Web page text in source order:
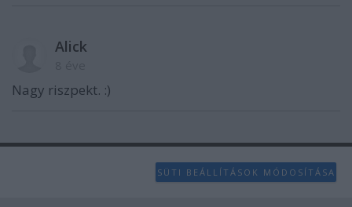
Alick
Nagy riszpekt. :)
SÜTI BEÁLLÍTÁSOK MÓDOSÍTÁSA